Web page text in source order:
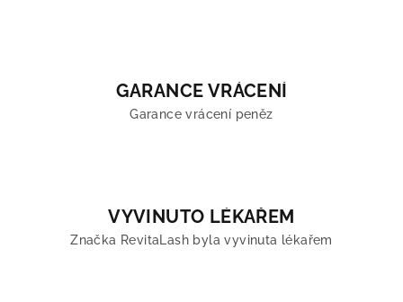
GARANCE VRÁCENÍ
Garance vrácení peněz
VYVINUTO LÉKAŘEM
Značka RevitaLash byla vyvinuta lékařem